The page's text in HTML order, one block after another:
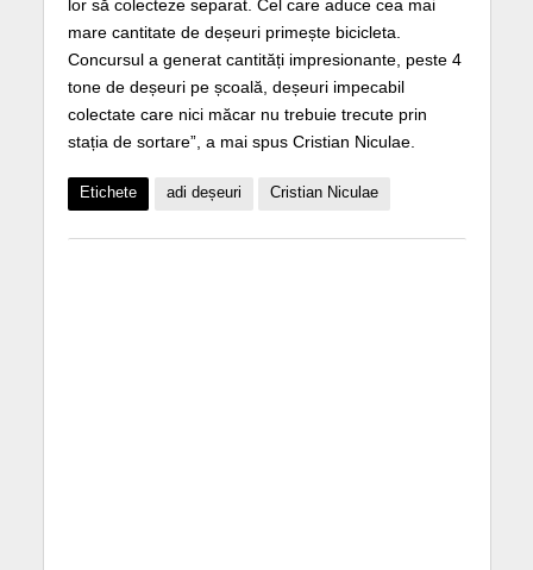
lor să colecteze separat. Cel care aduce cea mai
mare cantitate de deșeuri primește bicicleta.
Concursul a generat cantități impresionante, peste 4
tone de deșeuri pe școală, deșeuri impecabil
colectate care nici măcar nu trebuie trecute prin
stația de sortare”, a mai spus Cristian Niculae.
Etichete adi deșeuri Cristian Niculae